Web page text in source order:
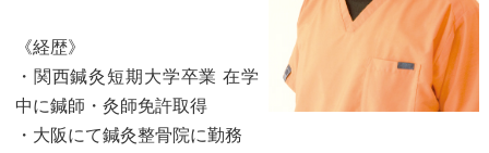
《経歴》
・関西鍼灸短期大学卒業 在学
中に鍼師・灸師免許取得
・大阪にて鍼灸整骨院に勤務